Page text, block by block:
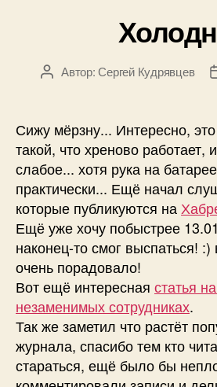
АвторАвтор:Сергей Кудрявцев
Сижу мёрзну... Интересно,
такой, что хреново работает,
слабое... хотя рука на
практически... Ещё начал
которые публикуются на
Ещё уже хочу побыстрее
наконец-то смог выспаться! :)
очень порадовало!
Вот ещё интересная статья
незаменимых сотрудниках.
Так же заметил что растёт
журнала, спасибо тем кто
стараться, ещё было бы